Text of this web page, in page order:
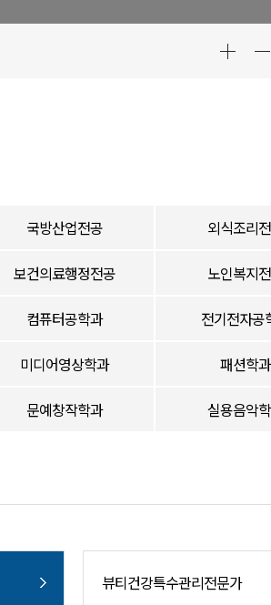
국방산업전공 외식조리
보건의료행정전공 노인복지
컴퓨터공학과 전기전자공
미디어영상학과 패션학과
문예창작학과 실용음악
뷰티건강특수관리전문가